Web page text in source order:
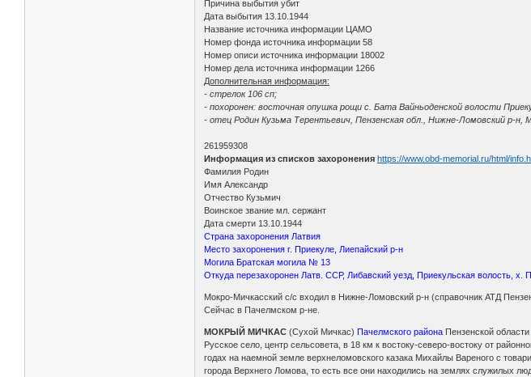
Причина выбытия убит
Дата выбытия 13.10.1944
Название источника информации ЦАМО
Номер фонда источника информации 58
Номер описи источника информации 18002
Номер дела источника информации 1266
Дополнительная информация:
- стрелок 106 сп;
- похоронен: восточная опушка рощи с. Бата Вайньоденской волости
- отец Родин Кузьма Терентьевич, Пензенская обл., Нижне-Ломовский р-н,
261959308
Информация из списков захоронения https://www.obd-memorial.ru/html/
Фамилия Родин
Имя Александр
Отчество Кузьмич
Воинское звание мл. сержант
Дата смерти 13.10.1944
Страна захоронения Латвия
Место захоронения г. Приекуле, Лиепайский р-н
Могила Братская могила № 13
Откуда перезахоронен Латв. ССР, Либавский уезд, Приекульская волость, х.
Мокро-Мичкасский с/с входил в Нижне-Ломовский р-н (справочник АТД
Сейчас в Пачелмском р-не.
МОКРЫЙ МИЧКАС (Сухой Мичкас)Пачелмского района Пензенской
Русское село, центр сельсовета, в 18 км к востоку-северо-востоку от
годах на наемной земле верхнеломовского казака Михайлы Вареного с
города Верхнего Ломова, то есть все они находились на землях служилых